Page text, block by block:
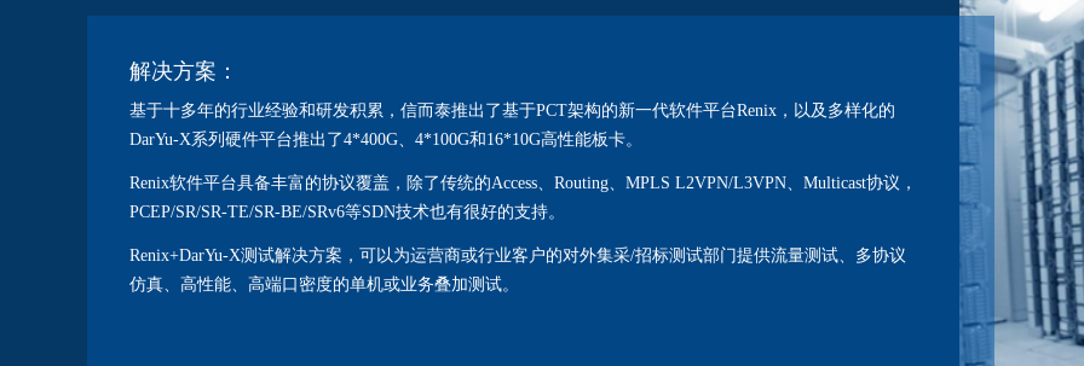
解决方案：
基于十多年的行业经验和研发积累，信而泰推出了基于PCT架构的新一代软件平台Renix，以及多样化的
DarYu-X系列硬件平台推出了4*400G、4*100G和16*10G高性能板卡。
Renix软件平台具备丰富的协议覆盖，除了传统的Access、Routing、MPLS L2VPN/L3VPN、Multicast协议，
PCEP/SR/SR-TE/SR-BE/SRv6等SDN技术也有很好的支持。
Renix+DarYu-X测试解决方案，可以为运营商或行业客户的对外集采/招标测试部门提供流量测试、多协议
仿真、高性能、高端口密度的单机或业务叠加测试。